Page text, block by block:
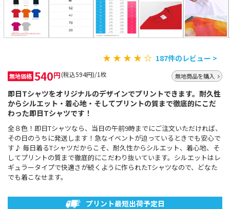
★ ★ ★ ★ ☆ 187件のレビュー >
無地価格 540円(税込594円)/1枚 無地商品を購入
即日Tシャツをオリジナルのデザインでプリントできます。耐久性
からシルエット・着心地・そしてプリントの質まで徹底的にこだ
わった即日Tシャツです！
全８色！即日Tシャツなら、当日の午前9時までにご注文いただければ、
その日のうちに発送します！急なイベントが迫っているときでも安心で
す♪ 毎日着るTシャツだからこそ、耐久性からシルエット、着心地、そ
してプリントの質まで徹底的にこだわり抜いています。シルエットはレ
ギュラータイプで快適さが続くように作られたTシャツなので、どなた
でも着こなせます。
プリント最短出荷予定日